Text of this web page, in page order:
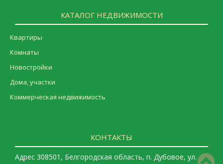
КАТАЛОГ НЕДВИЖИМОСТИ
Квартиры
Комнаты
Новостройки
Дома, участки
Коммерческая недвижимость
КОНТАКТЫ
Адрес 308501, Белгородская область, п. Дубовое, ул.